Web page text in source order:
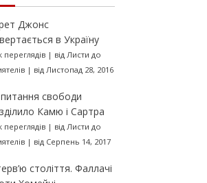
Джонс
в Україну
переглядів| від Листи до
| від Листопад 28, 2016
свободи
Камю і Сартра
переглядів| від Листи до
| від Серпень 14, 2017
століття. Фаллачі